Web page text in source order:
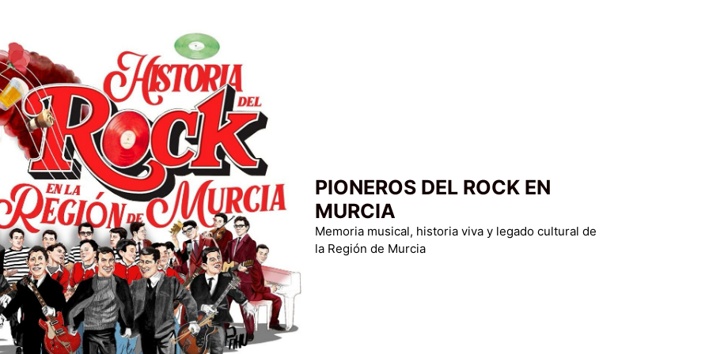
PIONEROS DEL ROCK EN
MURCIA
Memoria musical, historia viva y legado cultural de
la Región de Murcia